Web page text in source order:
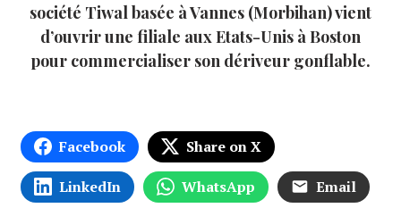
société Tiwal basée à Vannes (Morbihan) vient
d’ouvrir une filiale aux Etats-Unis à Boston
pour commercialiser son dériveur gonflable.
Facebook Share on X
LinkedIn WhatsApp Email